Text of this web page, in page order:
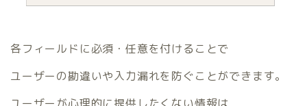
各フィールドに必須・任意を付けることで
ユーザーの勘違いや入力漏れを防ぐことができます。